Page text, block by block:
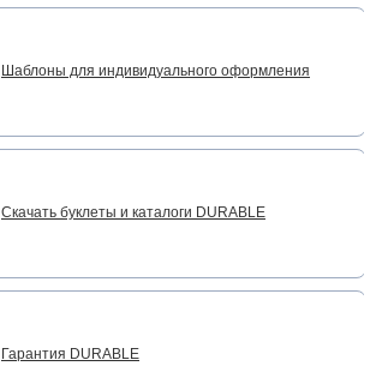
Шаблоны для индивидуального оформления
Скачать буклеты и каталоги DURABLE
Гарантия DURABLE